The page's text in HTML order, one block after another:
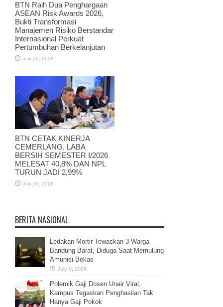
BTN Raih Dua Penghargaan
ASEAN Risk Awards 2026,
Bukti Transformasi
Manajemen Risiko Berstandar
Internasional Perkuat
Pertumbuhan Berkelanjutan
July 20, 2026
BTN CETAK KINERJA
CEMERLANG, LABA
BERSIH SEMESTER I/2026
MELESAT 40,8% DAN NPL
TURUN JADI 2,99%
July 16, 2026
BERITA NASIONAL
Ledakan Mortir Tewaskan 3 Warga
Bandung Barat, Diduga Saat Memulung
Amunisi Bekas
July 9, 2026
Polemik Gaji Dosen Unair Viral,
Kampus Tegaskan Penghasilan Tak
Hanya Gaji Pokok